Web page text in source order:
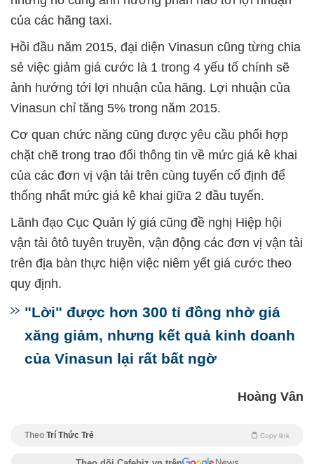
của các hãng taxi.
Hồi đầu năm 2015, đại diện Vinasun cũng từng chia
sẻ việc giảm giá cước là 1 trong 4 yếu tố chính sẽ
ảnh hướng tới lợi nhuận của hãng. Lợi nhuận của
Vinasun chỉ tăng 5% trong năm 2015.
Cơ quan chức năng cũng được yêu cầu phối hợp
chặt chẽ trong trao đổi thông tin về mức giá kê khai
của các đơn vị vận tải trên cùng tuyến cố định để
thống nhất mức giá kê khai giữa 2 đầu tuyến.
Lãnh đạo Cục Quản lý giá cũng đề nghị Hiệp hội
vận tải ôtô tuyên truyền, vận động các đơn vị vận tải
trên địa bàn thực hiện việc niêm yết giá cước theo
quy định.
"Lời" được hơn 300 tỉ đồng nhờ giá
xăng giảm, nhưng kết quả kinh doanh
của Vinasun lại rất bất ngờ
Hoàng Vân
Theo Trí Thức Trẻ Copy link